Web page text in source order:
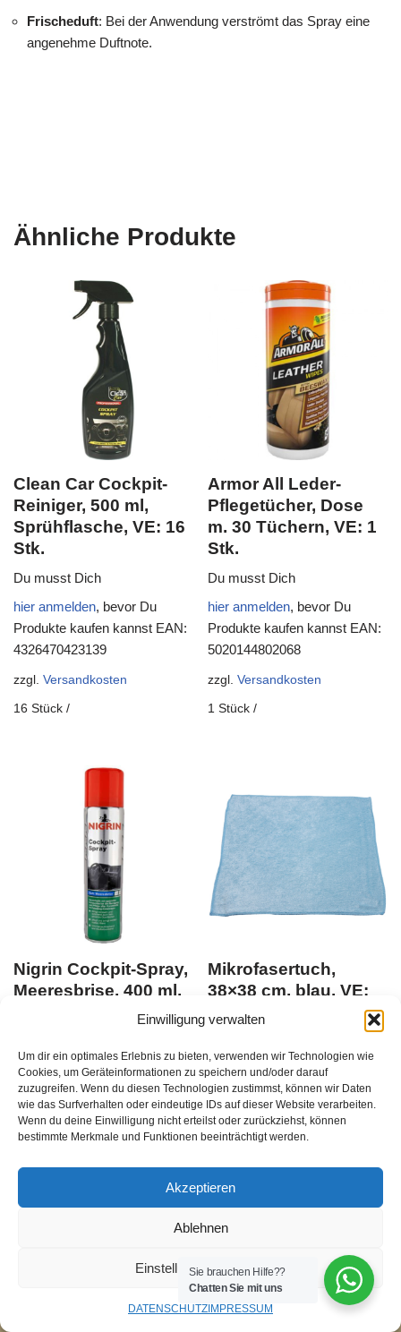
Einwilligung verwalten
Um dir ein optimales Erlebnis zu bieten, verwenden wir Technologien wie
Cookies, um Geräteinformationen zu speichern und/oder darauf
zuzugreifen. Wenn du diesen Technologien zustimmst, können wir Daten
wie das Surfverhalten oder eindeutige IDs auf dieser Website verarbeiten.
Wenn du deine Einwilligung nicht erteilst oder zurückziehst, können
bestimmte Merkmale und Funktionen beeinträchtigt werden.
Akzeptieren
Ablehnen
Einstellungen ansehen
DATENSCHUTZ IMPRESSUM
Frischeduft: Bei der Anwendung verströmt das Spray eine
angenehme Duftnote.
Ähnliche Produkte
Clean Car Cockpit-
Reiniger, 500 ml,
Sprühflasche, VE: 16
Stk.
Du musst Dich
hier anmelden, bevor Du
Produkte kaufen kannst EAN:
4326470423139
zzgl. Versandkosten
16 Stück /
Armor All Leder-
Pflegetücher, Dose
m. 30 Tüchern, VE: 1
Stk.
Du musst Dich
hier anmelden, bevor Du
Produkte kaufen kannst EAN:
5020144802068
zzgl.Versandkosten
1Stück /
Nigrin Cockpit-Spray,
Meeresbrise, 400 ml,
hier anmelden, bevor Du
Produkte kaufen kannstEAN:
4008153741586
zzgl.Versandkosten
Mikrofasertuch,
38×38 cm, blau, VE:
20 Stk.
hier anmelden, bevor Du
Produkte kaufen kannstEAN:
4044186436075
zzgl.Versandkosten
Neve| Präsentiert vonWordPress
Sie brauchen Hilfe??
Chatten Sie mit uns